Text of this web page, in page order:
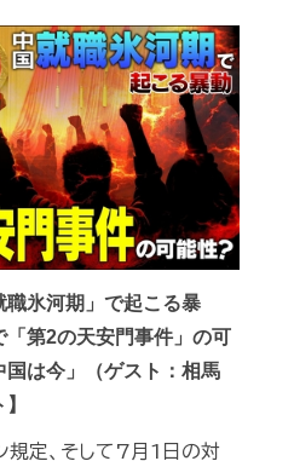
職氷河期」で起こる暴
第2の天安門事件」の可
は今」（ゲスト：相馬
規定、そして7月1日の対